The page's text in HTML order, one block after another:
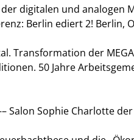
digitalen und analogen
Berlin ediert 2! Berlin,
Transformation der
50 Jahre
Salon Sophie Charlotte